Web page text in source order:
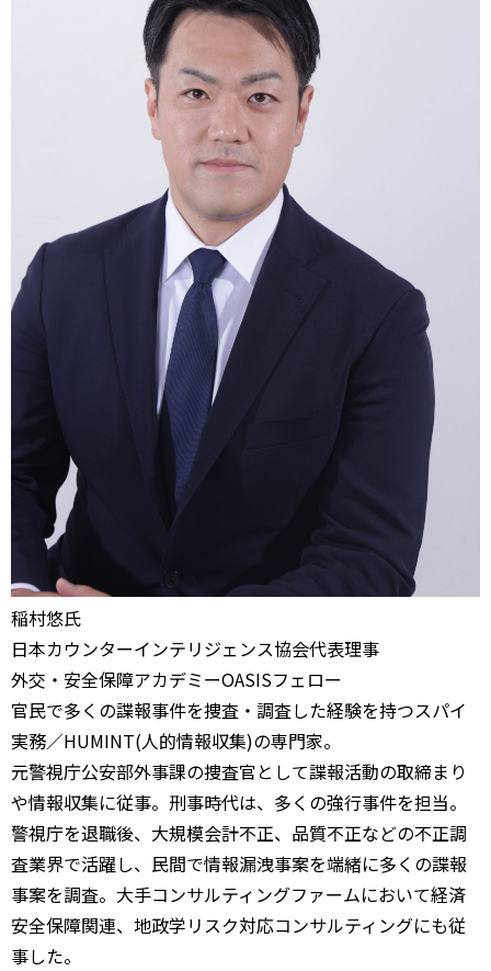
稲村悠氏
日本カウンターインテリジェンス協会代表理事
外交・安全保障アカデミーOASISフェロー
官民で多くの諜報事件を捜査・調査した経験を持つスパイ
実務／HUMINT(人的情報収集)の専門家。
元警視庁公安部外事課の捜査官として諜報活動の取締まり
や情報収集に従事。刑事時代は、多くの強行事件を担当。
警視庁を退職後、大規模会計不正、品質不正などの不正調
査業界で活躍し、民間で情報漏洩事案を端緒に多くの諜報
事案を調査。大手コンサルティングファームにおいて経済
安全保障関連、地政学リスク対応コンサルティングにも従
事した。